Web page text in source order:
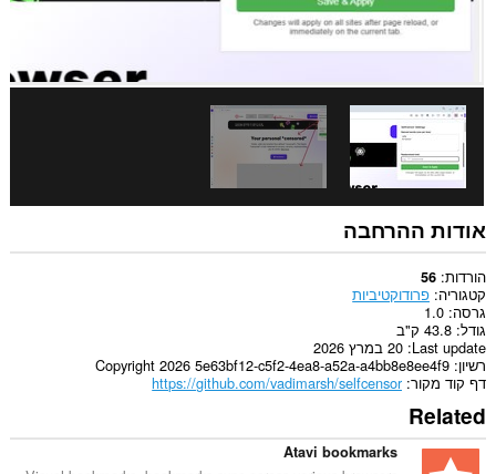
אודות ההרחבה
הורדות 56
קטגוריה פרודוקטיביות
גרסה 1.0
גודל 43.8 ק"ב
Last update 20 במרץ 2026
רשיון Copyright 2026 5e63bf12-c5f2-4ea8-a52a-a4bb8e8ee4f9
דף קוד מקור https://github.com/vadimarsh/selfcensor
Related
Atavi bookmarks